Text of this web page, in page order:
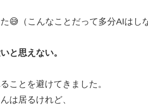
😅（こんなことだって多分AIはし
と思えない。
ことを避けてきました。
は居るけれど、